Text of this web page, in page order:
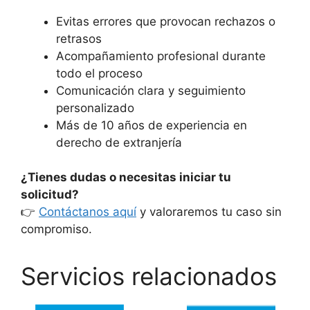
Evitas errores que provocan rechazos o
retrasos
Acompañamiento profesional durante
todo el proceso
Comunicación clara y seguimiento
personalizado
Más de 10 años de experiencia en
derecho de extranjería
¿Tienes dudas o necesitas iniciar tu
solicitud?
👉 Contáctanos aquí y valoraremos tu caso sin
compromiso.
Servicios relacionados